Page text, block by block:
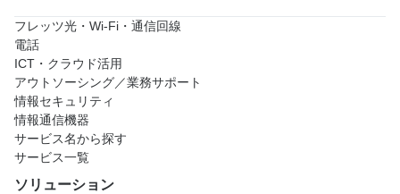
フレッツ光・Wi-Fi・通信回線
電話
ICT・クラウド活用
アウトソーシング／業務サポート
情報セキュリティ
情報通信機器
サービス名から探す
サービス一覧
ソリューション